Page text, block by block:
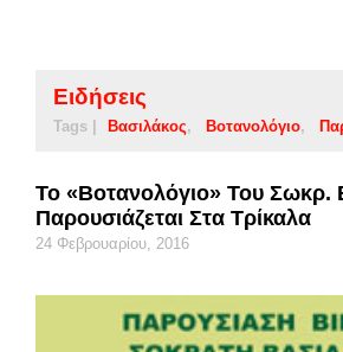
Ειδήσεις
Tags | Βασιλάκος Βοτανολόγιο
Το «Βοτανολόγιο» Του Σωκρ.
Παρουσιάζεται Στα Τρίκαλα
24 Φεβρουαρίου, 2016